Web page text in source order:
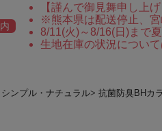
【謹んで御見舞申し上
※熊本県は配送停止、
8/11(火)～8/16(日)まで
生地在庫の状況について
シンプル・ナチュラル 抗菌防臭BHカ